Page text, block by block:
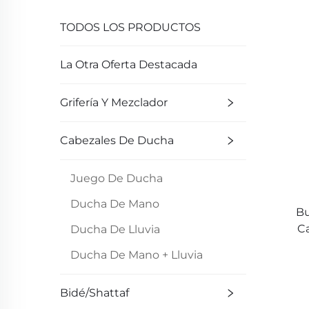
TODOS LOS PRODUCTOS
La Otra Oferta Destacada
Grifería Y Mezclador
Cabezales De Ducha
Juego De Ducha
Ducha De Mano
Ducha De Lluvia
Ducha De Mano + Lluvia
Bidé/Shattaf